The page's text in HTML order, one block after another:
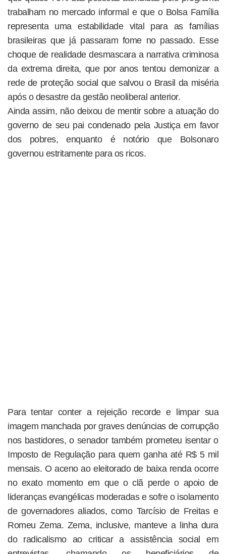
trabalham no mercado informal e que o Bolsa Família
representa uma estabilidade vital para as famílias
brasileiras que já passaram fome no passado. Esse
choque de realidade desmascara a narrativa criminosa
da extrema direita, que por anos tentou demonizar a
rede de proteção social que salvou o Brasil da miséria
após o desastre da gestão neoliberal anterior.
Ainda assim, não deixou de mentir sobre a atuação do
governo de seu pai condenado pela Justiça em favor
dos pobres, enquanto é notório que Bolsonaro
governou estritamente para os ricos.
Para tentar conter a rejeição recorde e limpar sua
imagem manchada por graves denúncias de corrupção
nos bastidores, o senador também prometeu isentar o
Imposto de Regulação para quem ganha até R$ 5 mil
mensais. O aceno ao eleitorado de baixa renda ocorre
no exato momento em que o clã perde o apoio de
lideranças evangélicas moderadas e sofre o isolamento
de governadores aliados, como Tarcísio de Freitas e
Romeu Zema. Zema, inclusive, manteve a linha dura
do radicalismo ao criticar a assistência social em